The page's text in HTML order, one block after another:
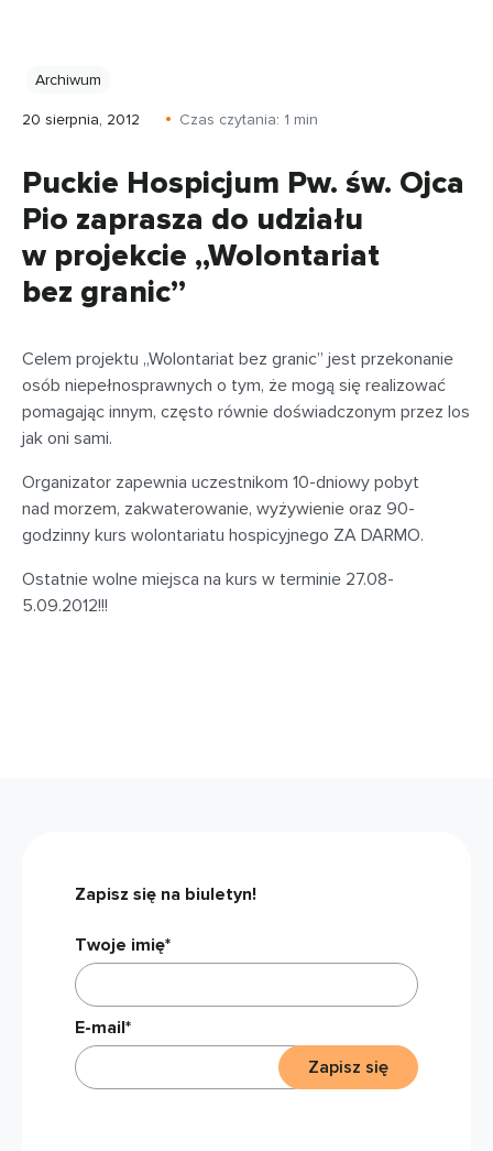
Archiwum
20 sierpnia, 2012 Czas czytania: 1 min
Puckie Hospicjum Pw. św. Ojca
Pio zaprasza do udziału
w projekcie „Wolontariat
bez granic”
Celem projektu „Wolontariat bez granic” jest przekonanie
osób niepełnosprawnych o tym, że mogą się realizować
pomagając innym, często równie doświadczonym przez los
jak oni sami.
Organizator zapewnia uczestnikom 10-dniowy pobyt
nad morzem, zakwaterowanie, wyżywienie oraz 90-
godzinny kurs wolontariatu hospicyjnego ZA DARMO.
Ostatnie wolne miejsca na kurs w terminie 27.08-
5.09.2012!!!
Zapisz się na biuletyn!
Twoje imię*
E-mail*
Zapisz się